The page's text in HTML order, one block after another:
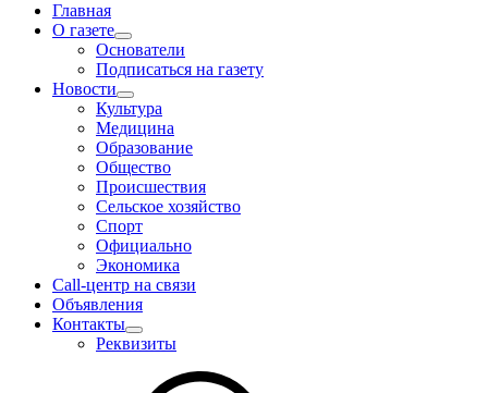
Главная
О газете
Основатели
Подписаться на газету
Новости
Культура
Медицина
Образование
Общество
Происшествия
Сельское хозяйство
Спорт
Официально
Экономика
Call-центр на связи
Объявления
Контакты
Реквизиты